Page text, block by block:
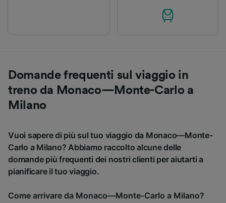
Domande frequenti sul viaggio in
treno da Monaco—Monte-Carlo a
Milano
Vuoi sapere di più sul tuo viaggio da Monaco—Monte-
Carlo a Milano? Abbiamo raccolto alcune delle
domande più frequenti dei nostri clienti per aiutarti a
pianificare il tuo viaggio.
Come arrivare da Monaco—Monte-Carlo a Milano?